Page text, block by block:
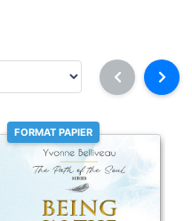
FORMAT PAPIER